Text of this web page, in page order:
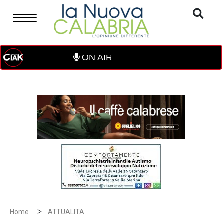
ON AIR
Home > ATTUALITA